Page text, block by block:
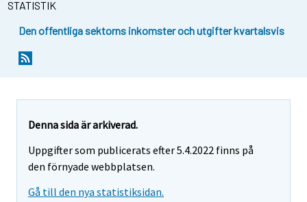
STATISTIK
Den offentliga sektorns inkomster och utgifter kvartalsvis
Denna sida är arkiverad.
Uppgifter som publicerats efter 5.4.2022 finns på
den förnyade webbplatsen.
Gå till den nya statistiksidan.